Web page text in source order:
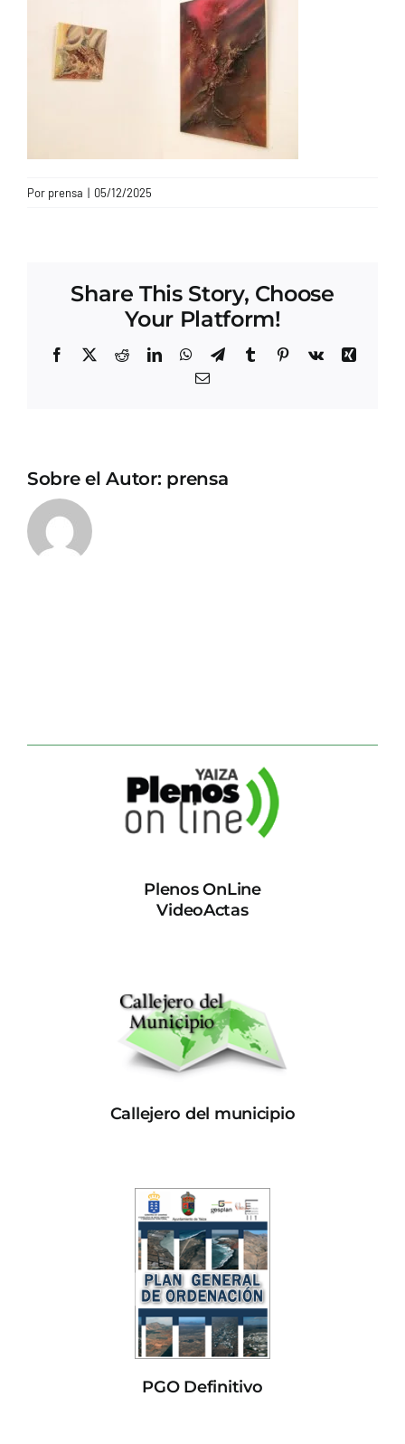
CONTACTO
Por prensa | 05/12/2025
Share This Story, Choose
Your Platform!
Facebook
X RedditLinkedInWhatsApp
TelegramTumblrPinterest
Vk
Xing
Correo
Sobre el Autor: prensa
Plenos OnLine
VideoActas
Callejero del municipio
PGO Definitivo